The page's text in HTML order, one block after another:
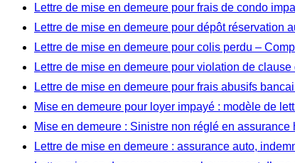
Lettre de mise en demeure pour frais de condo
Lettre de mise en demeure pour dépôt réservation
Lettre de mise en demeure pour colis perdu –
Lettre de mise en demeure pour violation de
Lettre de mise en demeure pour frais abusifs
Mise en demeure pour loyer impayé : modèle de
Mise en demeure : Sinistre non réglé en assurance
Lettre de mise en demeure : assurance auto,